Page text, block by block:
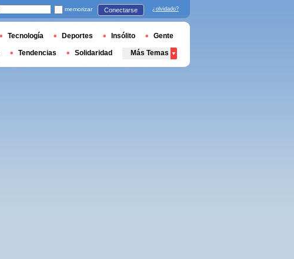
memorizar Conectarse ¿olvidado?
Tecnología Deportes Insólito Gente
Tendencias Solidaridad Más Temas